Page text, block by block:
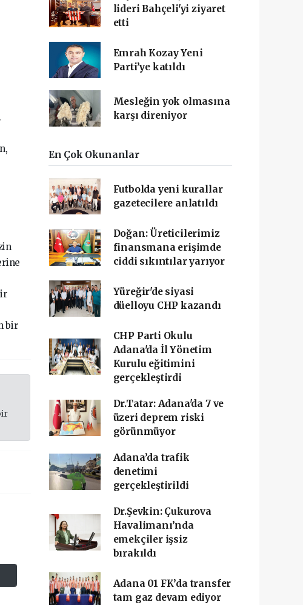
bir
lideri Bahçeli'yi ziyaret
etti
Emrah Kozay Yeni
Parti’ye katıldı
Mesleğin yok olmasına
karşı direniyor
En Çok Okunanlar
Futbolda yeni kurallar
gazetecilere anlatıldı
Doğan: Üreticilerimiz
finansmana erişimde
ciddi sıkıntılar yarıyor
Yüreğir'de siyasi
düelloyu CHP kazandı
CHP Parti Okulu
Adana'da İl Yönetim
Kurulu eğitimini
gerçekleştirdi
Dr.Tatar: Adana'da 7 ve
üzeri deprem riski
görünmüyor
Adana’da trafik
denetimi
gerçekleştirildi
Dr.Şevkin: Çukurova
Havalimanı’nda
emekçiler işsiz
bırakıldı
Adana 01 FK’da transfer
tam gaz devam ediyor